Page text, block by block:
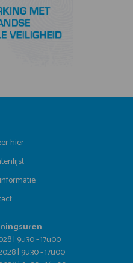
hier
| 9u30 - 17u00
| 9u30 - 17u00